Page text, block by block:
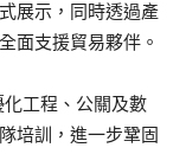
展示，同時透過產
面支援貿易夥伴。
工程、公關及數
培訓，進一步鞏固